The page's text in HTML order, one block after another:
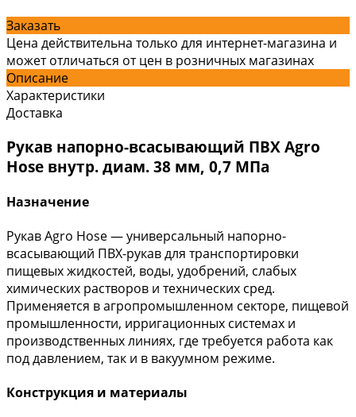
Заказать
Цена действительна только для интернет-магазина и
может отличаться от цен в розничных магазинах
Описание
Характеристики
Доставка
Рукав напорно-всасывающий ПВХ Agro
Hose внутр. диам. 38 мм, 0,7 МПа
Назначение
Рукав Agro Hose — универсальный напорно-
всасывающий ПВХ-рукав для транспортировки
пищевых жидкостей, воды, удобрений, слабых
химических растворов и технических сред.
Применяется в агропромышленном секторе, пищевой
промышленности, ирригационных системах и
производственных линиях, где требуется работа как
под давлением, так и в вакуумном режиме.
Конструкция и материалы